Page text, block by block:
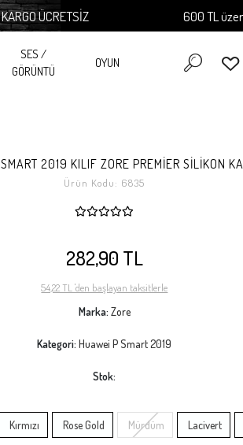
ÜCRETSİZ 600 TL üzeri
SES /
GÖRÜNTÜ
OYUN
2019 KILIF ZORE PREMİER SİLİKON
Ürün Kodu: 6835
282,90 TL
54,22 TL 'den başlayan taksitlerle
Marka: Zore
Kategori:Huawei P Smart 2019
Stok:
Kırmızı Rose Gold Mürdüm Lacivert